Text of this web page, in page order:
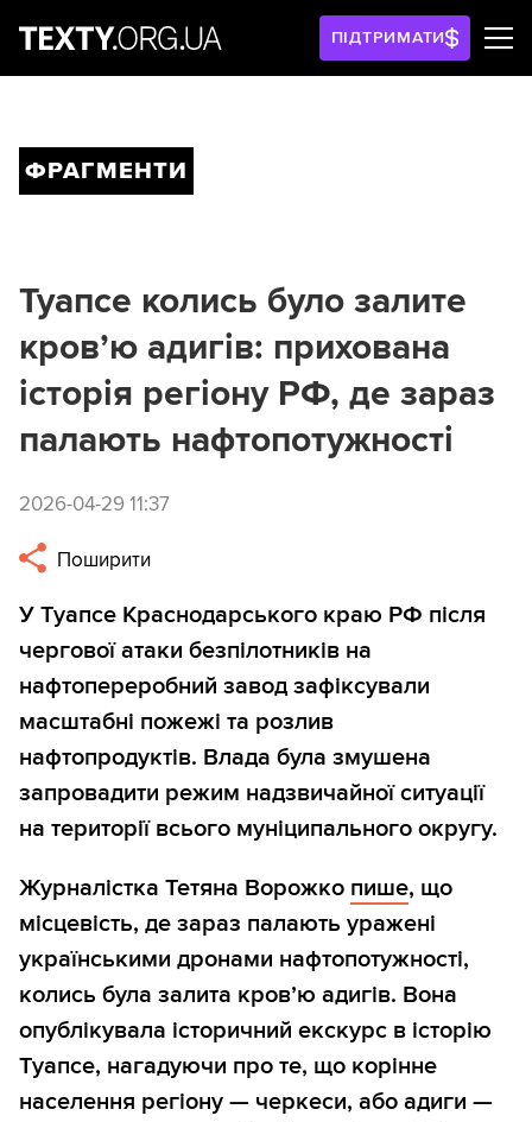
ПІДТРИМАТИ
ФРАГМЕНТИ
Туапсе колись було залите
кров’ю адигів: прихована
історія регіону РФ, де зараз
палають нафтопотужності
2026-04-29 11:37
Поширити
У Туапсе Краснодарського краю РФ після
чергової атаки безпілотників на
нафтопереробний завод зафіксували
масштабні пожежі та розлив
нафтопродуктів. Влада була змушена
запровадити режим надзвичайної ситуації
на території всього муніципального округу.
Журналістка Тетяна Ворожко пише, що
місцевість, де зараз палають уражені
українськими дронами нафтопотужності,
колись була залита кров’ю адигів. Вона
опублікувала історичний екскурс в історію
Туапсе, нагадуючи про те, що корінне
населення регіону — черкеси, або адиги —